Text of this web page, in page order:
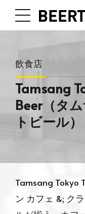
飲食店
Tamsang
Beer（タ
トビール）
Tamsang Tokyo
ン カフェ &; ク